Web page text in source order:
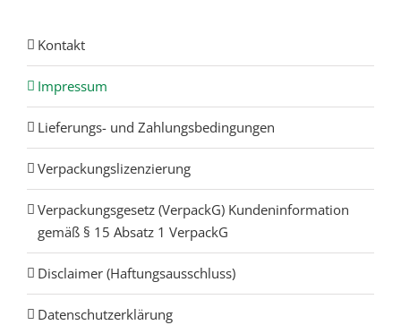
Kontakt
Impressum
Lieferungs- und Zahlungsbedingungen
Verpackungslizenzierung
Verpackungsgesetz (VerpackG) Kundeninformation
gemäß § 15 Absatz 1 VerpackG
Disclaimer (Haftungsausschluss)
Datenschutzerklärung